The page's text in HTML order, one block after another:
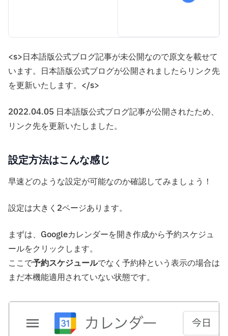
ール機能が導入されます。
<s>日本語版公式ブログ記事が未公開なので原文を載せて
います。日本語版公式ブログが公開されましたらリンク先
を更新いたします。</s>
2022.04.05 日本語版公式ブログ記事が公開されたため、
リンク先を更新いたしました。
設定方法はこんな感じ
早速どのような設定が可能なのか確認してみましょう！
設定は大きく2ページあります。
まずは、Googleカレンダーを開き作成から予約スケジュ
ールをクリックします。
ここで予約スケジュールでなく予約枠という表示の場合は
まだ本機能適用されていない状態です。